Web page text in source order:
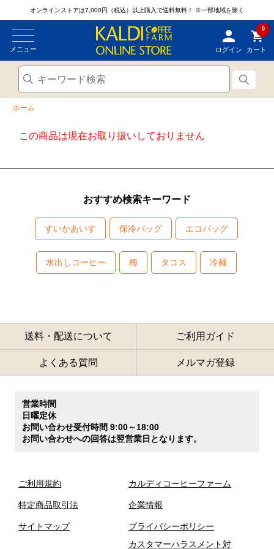
オンラインストアは7,000円（税込）以上購入で送料無料！ ※一部地域を除く
メニュー ログイン
0
カート
ホーム
この商品は現在お取り扱いしておりません
おすすめ検索キーワード
すいかあいす 保冷バッグ エコバッグ
水出しコーヒー 梅 タコス 冷麺
送料・配送について ご利用ガイド
よくある質問 メルマガ登録
営業時間
日曜定休
お問い合わせ受付時間 9:00～18:00
お問い合わせへの回答は翌営業日となります。
ご利用規約
特定商品取引法
サイトマップ
カルディコーヒーファーム
企業情報
プライバシーポリシー
カスタマーハラスメント対